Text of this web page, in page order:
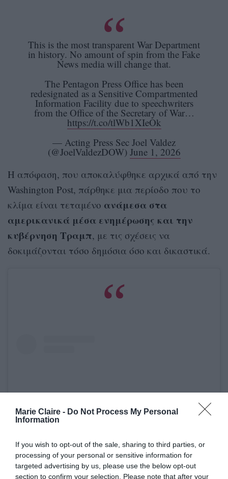
Marie Claire - Do Not Process My Personal
Information
If you wish to opt-out of the sale, sharing to third parties, or
processing of your personal or sensitive information for
targeted advertising by us, please use the below opt-out
section to confirm your selection. Please note that after your
This is the most transparent War Department
in history. No amount of spin from the Fake
News media will change that.
The Pentagon Press Office has been
redesignated as a Sensitive Compartmented
Information Facility due to speechwriters
from the Office of the Secretary of War…
https://t.co/tlWb1XIeOk
— Acting Press Sec Joel Valdez
(@JoelValdezDOW) June 1, 2026
Η απόφαση, που αποκαλύφθηκε αρχικά από την
Washington Post, πάρθηκε μια περίοδο που το
κλίμα είναι τεταμένο ανάμεσα στα
αμερικανικά μέσα ενημέρωσης και την
κυβέρνηση Τραμπ, με τις σχέσεις να
δοκιμάζονται τόσο δημόσια όσο και δικαστικά.
Δείτε αυτή τη δημοσίευση στο Instagram.